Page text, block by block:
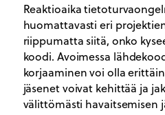
Reaktioaika
huomattavasti eri
riippumatta siitä, onko
koodi. Avoimessa
korjaaminen voi olla
jäsenet voivat kehittää ja
välittömästi havaitsemisen